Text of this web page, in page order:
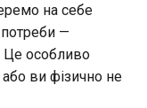
на себе
—
Це особливо
ви фізично не